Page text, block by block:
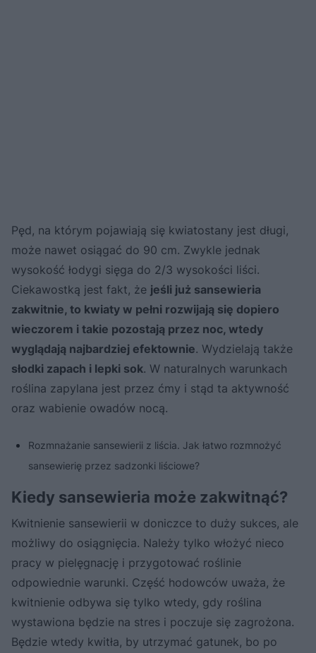
Pęd, na którym pojawiają się kwiatostany jest długi,
może nawet osiągać do 90 cm. Zwykle jednak
wysokość łodygi sięga do 2/3 wysokości liści.
Ciekawostką jest fakt, że jeśli już sansewieria
zakwitnie, to kwiaty w pełni rozwijają się dopiero
wieczorem i takie pozostają przez noc, wtedy
wyglądają najbardziej efektownie. Wydzielają także
słodki zapach i lepki sok. W naturalnych warunkach
roślina zapylana jest przez ćmy i stąd ta aktywność
oraz wabienie owadów nocą.
Rozmnażanie sansewierii z liścia. Jak łatwo rozmnożyć
sansewierię przez sadzonki liściowe?
Kiedy sansewieria może zakwitnąć?
Kwitnienie sansewierii w doniczce to duży sukces, ale
możliwy do osiągnięcia. Należy tylko włożyć nieco
pracy w pielęgnację i przygotować roślinie
odpowiednie warunki. Część hodowców uważa, że
kwitnienie odbywa się tylko wtedy, gdy roślina
wystawiona będzie na stres i poczuje się zagrożona.
Będzie wtedy kwitła, by utrzymać gatunek, bo po